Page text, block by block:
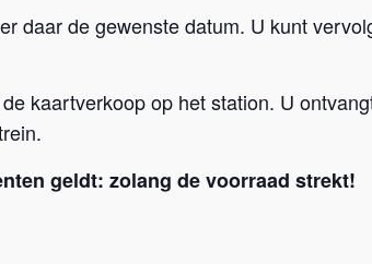
daar de gewenste datum. U kunt
kaartverkoop op het station. U
geldt: zolang de voorraad strekt!